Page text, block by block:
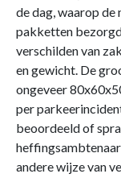
de dag, waarop
pakketten
verschilden van
en gewicht. De
ongeveer
per
beoordeeld of
andere wijze van